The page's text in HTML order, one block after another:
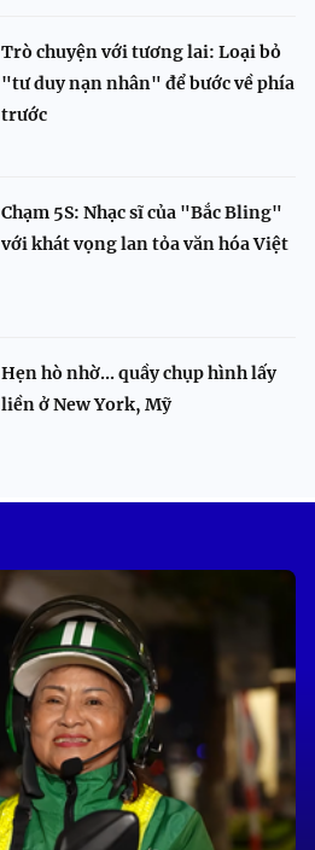
Trò chuyện với tương lai: Loại bỏ
"tư duy nạn nhân" để bước về phía
trước
Chạm 5S: Nhạc sĩ của "Bắc Bling"
với khát vọng lan tỏa văn hóa Việt
Hẹn hò nhờ... quầy chụp hình lấy
liền ở New York, Mỹ